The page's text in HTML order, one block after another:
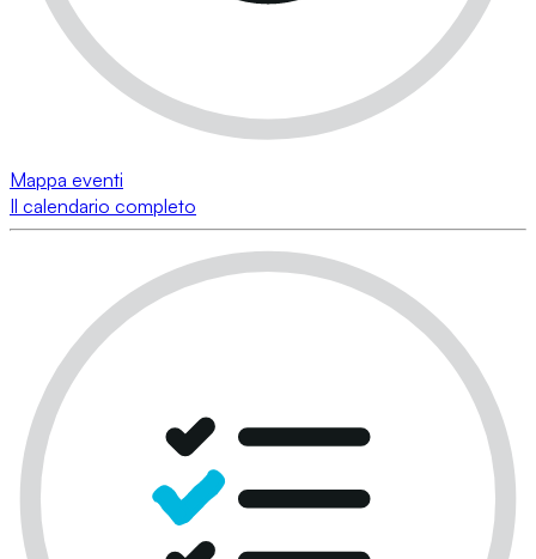
Mappa eventi
Il calendario completo